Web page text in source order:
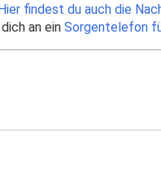
findest du auch die
an ein Sorgentelefon